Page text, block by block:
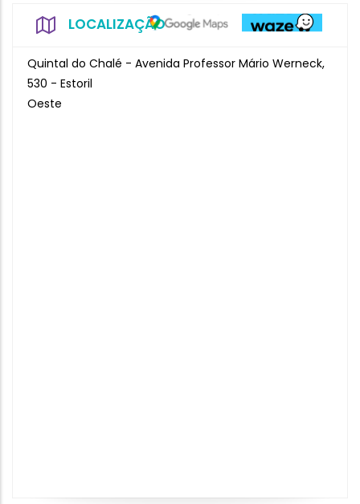
LOCALIZAÇÃO
Quintal do Chalé - Avenida Professor Mário Werneck,
530 - Estoril
Oeste